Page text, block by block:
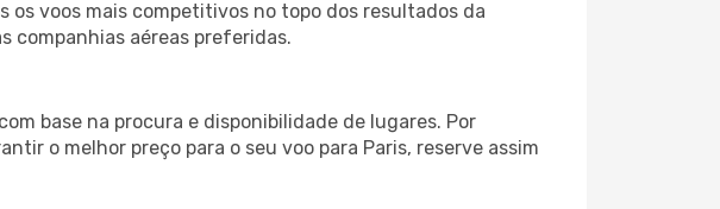
os voos mais competitivos no topo dos resultados da
companhias aéreas preferidas.
base na procura e disponibilidade de lugares. Por
o melhor preço para o seu voo para Paris, reserve assim